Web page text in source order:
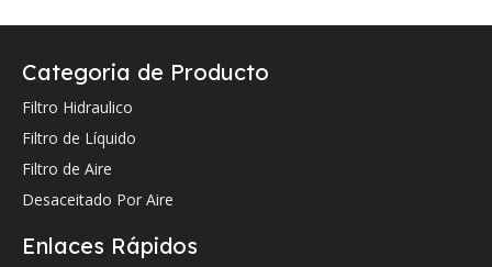
Categoria de Producto
Filtro Hidraulico
Filtro de Líquido
Filtro de Aire
Desaceitado Por Aire
Enlaces Rápidos